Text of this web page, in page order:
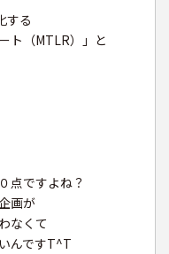
する
ト（MTLR）」と
点ですよね？
画が
なくて
んですT^T